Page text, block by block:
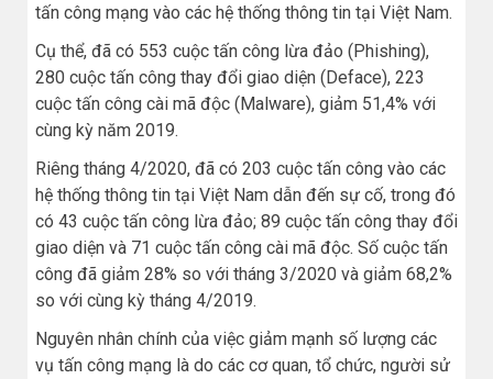
tấn công mạng vào các hệ thống thông tin tại Việt Nam.
Cụ thể, đã có 553 cuộc tấn công lừa đảo (Phishing),
280 cuộc tấn công thay đổi giao diện (Deface), 223
cuộc tấn công cài mã độc (Malware), giảm 51,4% với
cùng kỳ năm 2019.
Riêng tháng 4/2020, đã có 203 cuộc tấn công vào các
hệ thống thông tin tại Việt Nam dẫn đến sự cố, trong đó
có 43 cuộc tấn công lừa đảo; 89 cuộc tấn công thay đổi
giao diện và 71 cuộc tấn công cài mã độc. Số cuộc tấn
công đã giảm 28% so với tháng 3/2020 và giảm 68,2%
so với cùng kỳ tháng 4/2019.
Nguyên nhân chính của việc giảm mạnh số lượng các
vụ tấn công mạng là do các cơ quan, tổ chức, người sử